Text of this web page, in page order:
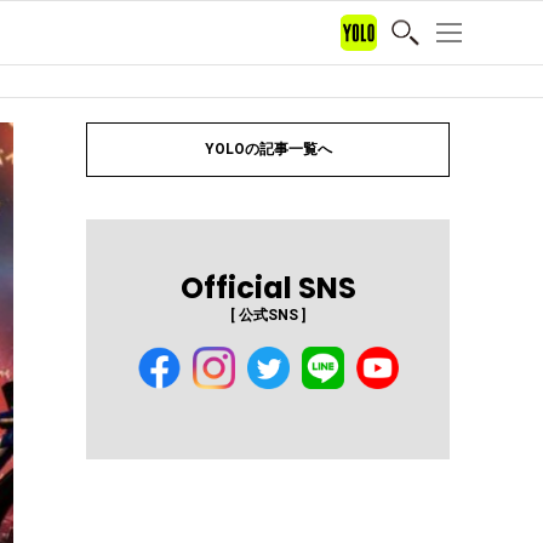
YOLOの記事一覧へ
Official SNS
[ 公式SNS ]